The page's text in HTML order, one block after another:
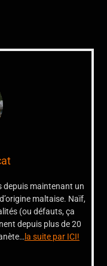
depuis maintenant un
maltaise. Naïf,
(ou défauts, ça
depuis plus de 20
la suite par ICI!